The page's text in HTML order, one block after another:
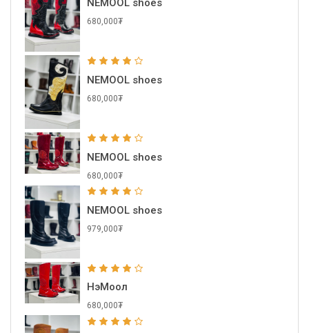
NEMOOL shoes
680,000₮
NEMOOL shoes
680,000₮
NEMOOL shoes
680,000₮
NEMOOL shoes
979,000₮
НэМоол
680,000₮